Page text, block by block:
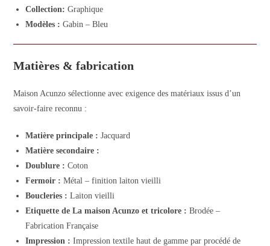
Collection: Graphique
Modèles : Gabin – Bleu
Matières & fabrication
Maison Acunzo sélectionne avec exigence des matériaux issus d’un
savoir-faire reconnu :
Matière principale :Jacquard
Matière secondaire :
Doublure : Coton
Fermoir : Métal – finition laiton vieilli
Boucleries : Laiton vieilli
Etiquette de La maison Acunzo et tricolore : Brodée –
Fabrication Française
Impression : Impression textile haut de gamme par procédé de